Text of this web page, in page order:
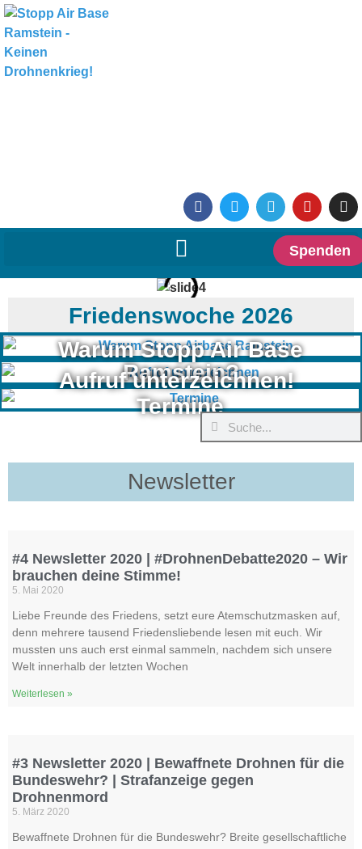
Spenden
Friedenswoche 2026
Warum Stopp Air Base
Ramstein?
Aufruf unterzeichnen!
Termine
Newsletter
#4 Newsletter 2020 | #DrohnenDebatte2020 – Wir
brauchen deine Stimme!
5. Mai 2020
Liebe Freunde des Friedens, setzt eure Atemschutzmasken auf,
denn mehrere tausend Friedensliebende lesen mit euch. Wir
mussten uns auch erst einmal sammeln, nachdem sich unsere
Welt innerhalb der letzten Wochen
Weiterlesen »
#3 Newsletter 2020 | Bewaffnete Drohnen für die
Bundeswehr? | Strafanzeige gegen
Drohnenmord
5. März 2020
Bewaffnete Drohnen für die Bundeswehr? Breite gesellschaftliche